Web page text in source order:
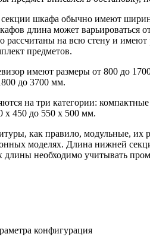
шкафа обычно имеют
длина может варьироваться
рассчитаны на всю стену и
предметов.
имеют размеры от 800 до
до 3700 мм.
на три категории:
х 450 до 550 х 500 мм.
как правило, модульные, их
моделях. Длина нижней
длины необходимо учитывать